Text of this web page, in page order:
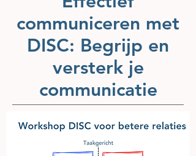
communiceren met
DISC: Begrijp en
versterk je
communicatie